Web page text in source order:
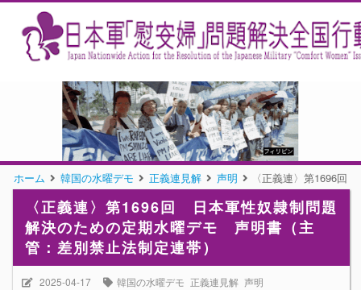
ホーム 韓国の水曜デモ 正義連見解 声明 〈正義連〉第1696回
〈正義連〉第1696回 日本軍性奴隷制問題
解決のための定期水曜デモ 声明書（主
管：差別禁止法制定連帯）
2025-04-17 韓国の水曜デモ 正義連見解 声明